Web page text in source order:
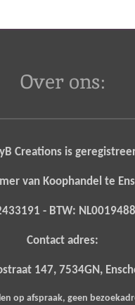
Over ons:
Creations is
van Koophandel te
- BTW:
Contact adres:
147, 7534GN,
op afspraak, geen